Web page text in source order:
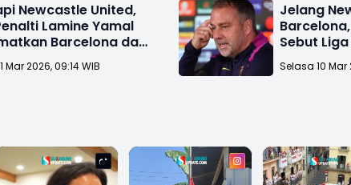
Newcastle United,
Lamine Yamal
Barcelona dari
Mar 2026, 09:14 WIB
Jelang
Sebut
di Dunia
Selasa 10 Mar